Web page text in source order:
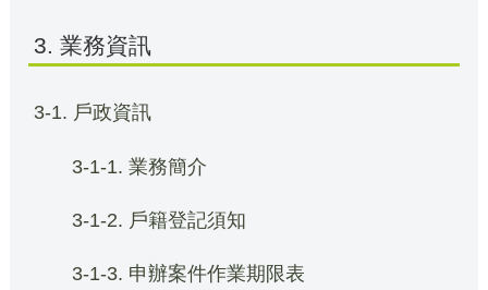
3. 業務資訊
3-1. 戶政資訊
3-1-1. 業務簡介
3-1-2. 戶籍登記須知
3-1-3. 申辦案件作業期限表